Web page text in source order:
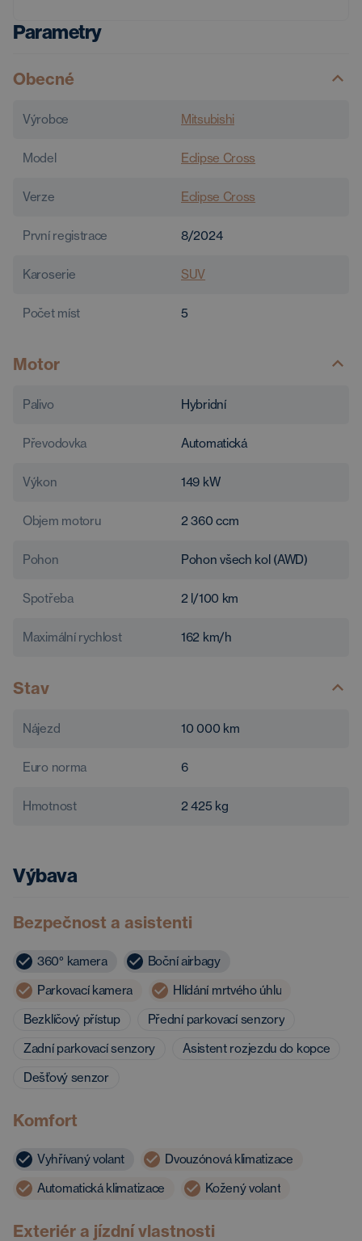
Parametry
Obecné
Výrobce Mitsubishi
Model Eclipse Cross
Verze Eclipse Cross
První registrace 8/2024
Karoserie SUV
Počet míst 5
Motor
Palivo Hybridní
Převodovka Automatická
Výkon 149 kW
Objem motoru 2 360 ccm
Pohon Pohon všech kol (AWD)
Spotřeba 2 l/100 km
Maximální rychlost 162 km/h
Stav
Nájezd 10 000 km
Euro norma 6
Hmotnost 2 425 kg
Výbava
Bezpečnost a asistenti
360° kamera
Boční airbagy
Parkovací kamera
Hlídání mrtvého úhlu
Bezklíčový přístup
Přední parkovací senzory
Zadní parkovací senzory
Asistent rozjezdu do kopce
Dešťový senzor
Komfort
Vyhřívaný volant
Dvouzónová klimatizace
Automatická klimatizace
Kožený volant
Exteriér a jízdní vlastnosti